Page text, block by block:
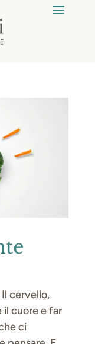
cervello,
cuore e far
ci